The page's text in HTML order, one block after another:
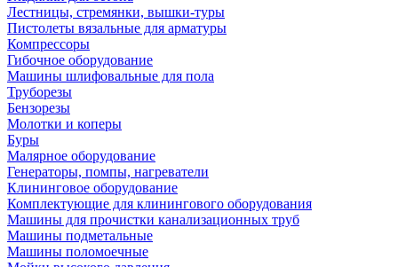
Лестницы, стремянки, вышки-туры
Пистолеты вязальные для арматуры
Компрессоры
Гибочное оборудование
Машины шлифовальные для пола
Труборезы
Бензорезы
Молотки и коперы
Буры
Малярное оборудование
Генераторы, помпы, нагреватели
Клининговое оборудование
Комплектующие для клинингового оборудования
Машины для прочистки канализационных труб
Машины подметальные
Машины поломоечные